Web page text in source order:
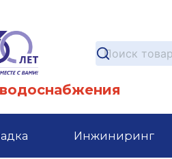
Инжиниринг